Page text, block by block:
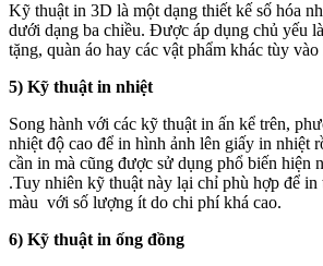
Kỹ thuật in 3D là một dạng thiết kế số hóa
dưới dạng ba chiều. Được áp dụng chủ yếu
tặng, quàn áo hay các vật phẩm khác tùy
5) Kỹ thuật in nhiệt
Song hành với các kỹ thuật in ấn kể trên,
nhiệt độ cao để in hình ảnh lên giấy in nhiệt
cần in mà cũng được sử dụng phổ biến hiện
.Tuy nhiên kỹ thuật này lại chỉ phù hợp để in
màu với số lượng ít do chi phí khá cao.
6) Kỹ thuật in ống đồng